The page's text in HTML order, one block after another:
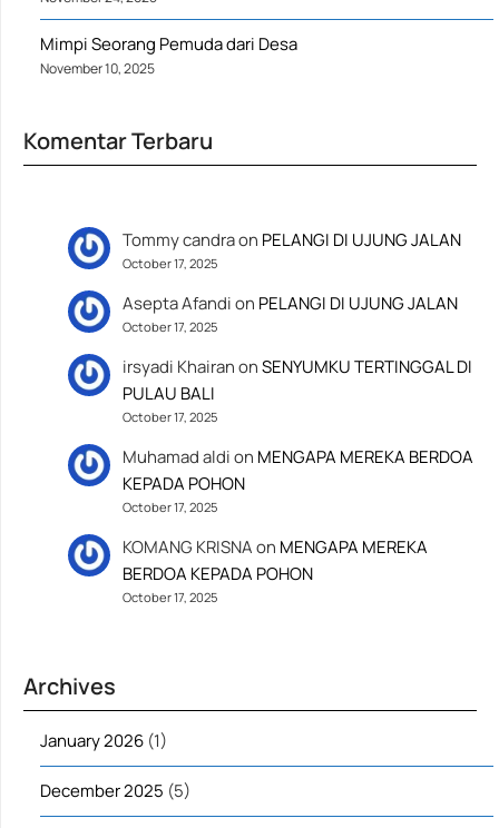
Mimpi Seorang Pemuda dari Desa
November 10, 2025
Komentar Terbaru
Tommy candraon PELANGI DI UJUNG JALAN
October 17, 2025
Asepta Afandion PELANGI DI UJUNG JALAN
October 17, 2025
irsyadi KhairanonSENYUMKU TERTINGGAL DI
PULAU BALI
October 17, 2025
Muhamad aldion MENGAPA MEREKA BERDOA
KEPADA POHON
October 17, 2025
KOMANG KRISNAon MENGAPA MEREKA
BERDOA KEPADA POHON
October 17, 2025
Archives
January 2026 (1)
December 2025 (5)